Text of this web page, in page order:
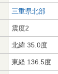
三重県北部
震度2
北緯 35.0度
東経 136.5度